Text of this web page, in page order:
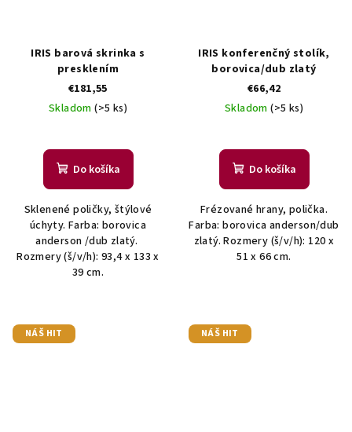
IRIS barová skrinka s
presklením
€181,55
Skladom(>5 ks)
Do košíka
Sklenené poličky, štýlové
úchyty. Farba: borovica
anderson /dub zlatý.
Rozmery (š/v/h): 93,4 x 133 x
39 cm.
IRIS konferenčný stolík,
borovica/dub zlatý
€66,42
Skladom(>5 ks)
Do košíka
Frézované hrany, polička.
Farba: borovica anderson/dub
zlatý. Rozmery (š/v/h): 120 x
51 x 66 cm.
NÁŠ HIT NÁŠ HIT